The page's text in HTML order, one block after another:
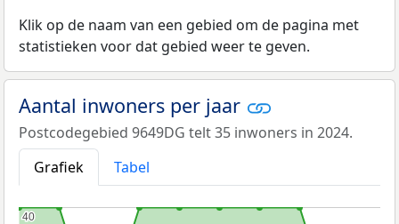
Klik op de naam van een gebied om de pagina met
statistieken voor dat gebied weer te geven.
Aantal inwoners per jaar
Postcodegebied 9649DG telt 35 inwoners in 2024.
Grafiek
Tabel
40
40